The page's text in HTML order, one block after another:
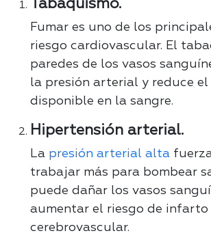
Tabaquismo.
Fumar es uno de los
riesgo cardiovascular. El
paredes de los vasos
la presión arterial y reduce el
disponible en la sangre.
Hipertensión arterial.
La presión arterial alta
trabajar más para bombear
puede dañar los vasos
aumentar el riesgo de infarto
cerebrovascular.